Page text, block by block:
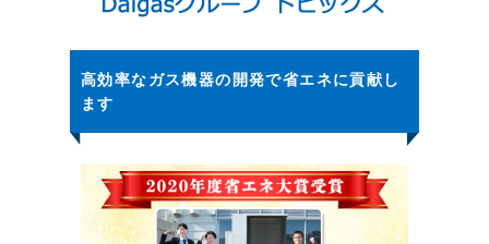
高効率なガス機器の開発で省エネに貢献し
ます